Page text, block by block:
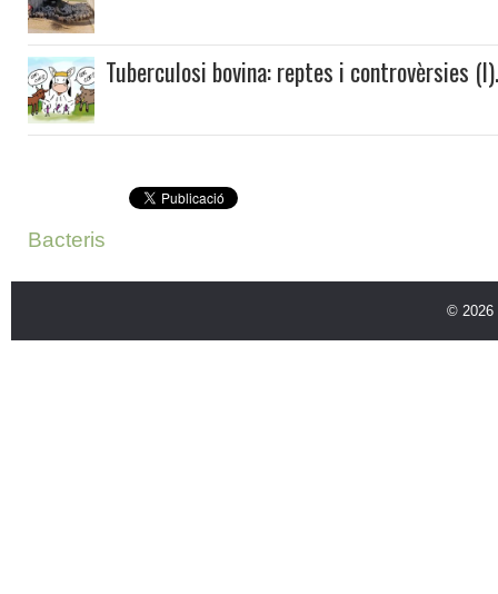
Tuberculosi bovina: reptes i controvèrsies
Bacteris
© 2026